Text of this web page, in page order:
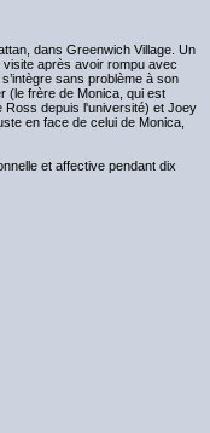
dans Greenwich Village. Un
après avoir rompu avec
sans problème à son
(le frère de Monica, qui est
Ross depuis l'université) et Joey
en face de celui de Monica,
et affective pendant dix